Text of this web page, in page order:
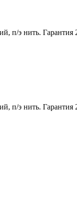
п/э нить. Гарантия
п/э нить. Гарантия